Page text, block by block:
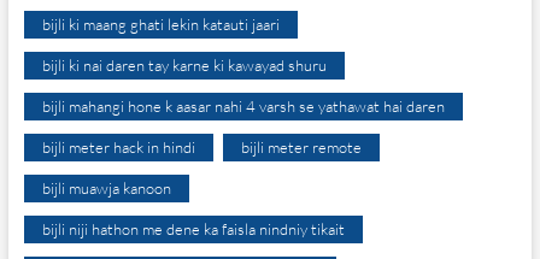
bijli ki maang ghati lekin katauti jaari
bijli ki nai daren tay karne ki kawayad shuru
bijli mahangi hone k aasar nahi 4 varsh se yathawat hai daren
bijli meter hack in hindi bijli meter remote
bijli muawja kanoon
bijli niji hathon me dene ka faisla nindniy tikait